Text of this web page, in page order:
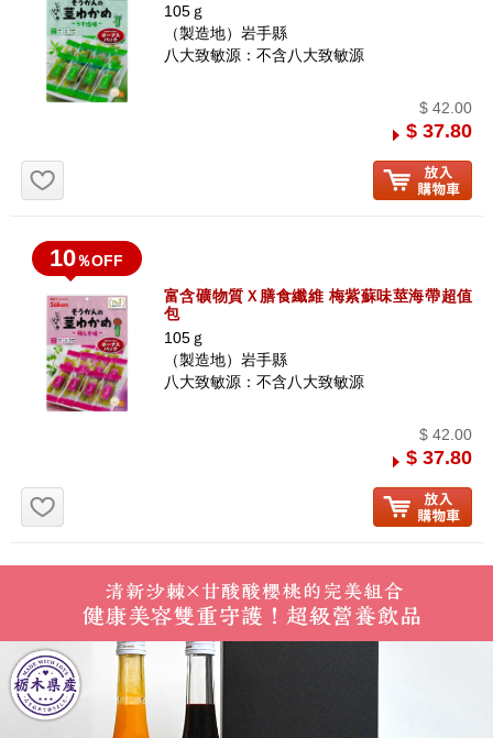
105ｇ
（製造地）岩手縣
八大致敏源：不含八大致敏源
$ 42.00
$ 37.80
10％OFF
富含礦物質Ｘ膳食纖維 梅紫蘇味莖海帶超值
包
105ｇ
（製造地）岩手縣
八大致敏源：不含八大致敏源
$ 42.00
$ 37.80